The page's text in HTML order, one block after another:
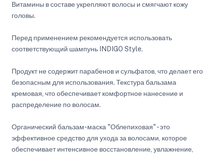
Витамины в составе укрепляют волосы и смягчают кожу
головы.
Перед применением рекомендуется использовать
соответствующий шампунь INDIGO Style.
Продукт не содержит парабенов и сульфатов, что делает его
безопасным для использования. Текстура бальзама
кремовая, что обеспечивает комфортное нанесение и
распределение по волосам.
Органический бальзам-маска "Облепиховая" - это
эффективное средство для ухода за волосами, которое
обеспечивает интенсивное восстановление, увлажнение,